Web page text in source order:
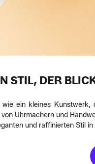
STIL, DER
ein kleines
Uhrmachern und
und raffinierten Stil